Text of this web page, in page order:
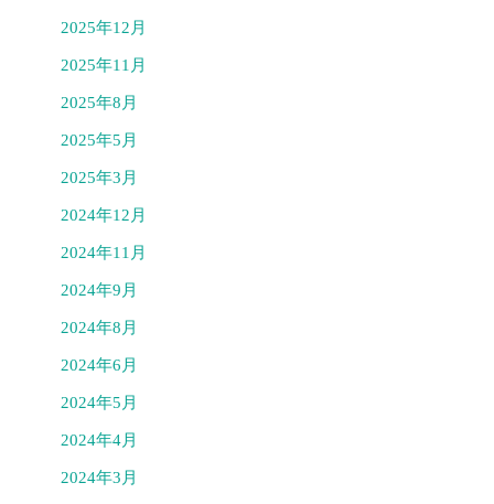
2025年12月
2025年11月
2025年8月
2025年5月
2025年3月
2024年12月
2024年11月
2024年9月
2024年8月
2024年6月
2024年5月
2024年4月
2024年3月